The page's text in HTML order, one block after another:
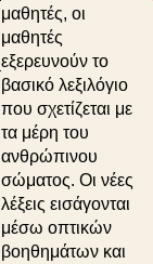
μαθητές, οι
μαθητές
εξερευνούν το
βασικό λεξιλόγιο
που σχετίζεται με
τα μέρη του
ανθρώπινου
σώματος. Οι νέες
λέξεις εισάγονται
μέσω οπτικών
βοηθημάτων και